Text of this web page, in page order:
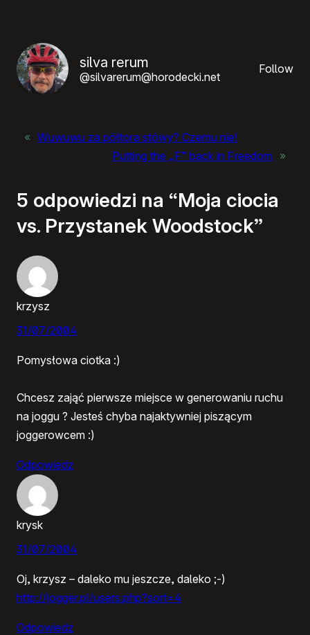
silva rerum
@silvarerum@horodecki.net
Follow
« Wuwuwu za półtora stówy? Czemu nie!
Putting the „F” back in Freedom »
5 odpowiedzi na “Moja ciocia
vs. Przystanek Woodstock”
krzysz
31/07/2004
Pomysłowa ciotka :)
Chcesz zająć pierwsze miejsce w generowaniu ruchu
na joggu ? Jesteś chyba najaktywniej piszącym
joggerowcem :)
Odpowiedz
krysk
31/07/2004
Oj, krzysz – daleko mu jeszcze, daleko ;-)
http://jogger.pl/users.php?sort=4
Odpowiedz